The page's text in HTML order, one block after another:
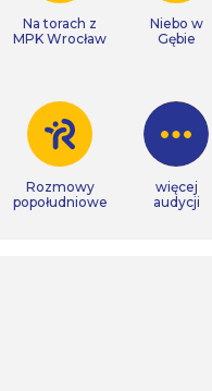
Na torach z
MPK Wrocław
Niebo w
Gębie
Rozmowy
popołudniowe
więcej
audycji